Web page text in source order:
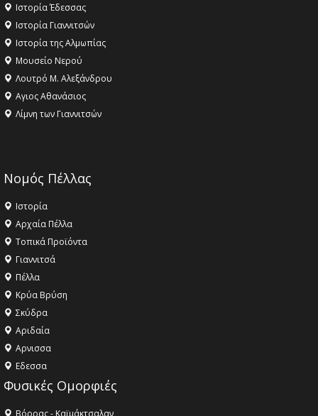
Ιστορία Έδεσσας
Ιστορία Γιαννιτσών
Ιστορία της Αλμωπίας
Μουσείο Νερού
Λουτρό Μ. Αλεξάνδρου
Αγιος Αθανάσιος
Λίμνη των Γιαννιτσών
Νομός Πέλλας
Ιστορία
Αρχαία Πέλλα
Τοπικά Προϊόντα
Γιαννιτσά
Πέλλα
Κρύα Βρύση
Σκύδρα
Αριδαία
Aρνισσα
Eδεσσα
Φυσικές Ομορφιές
Βόρρας - Καϊμάκτσαλαν